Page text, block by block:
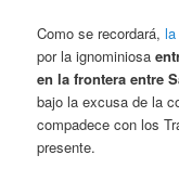
Como se recordará,
por la ignominiosa
en la frontera entre
bajo la excusa de la
compadece con los
presente.